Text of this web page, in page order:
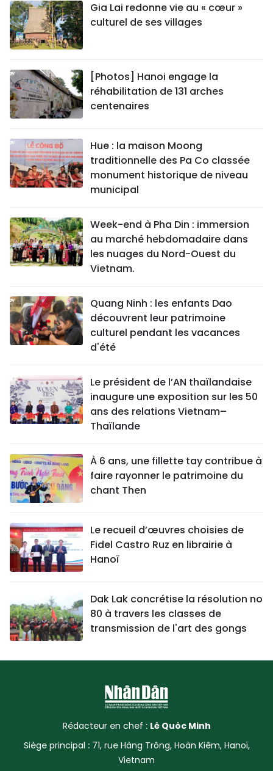
Gia Lai redonne vie au « cœur »
culturel de ses villages
[Photos] Hanoi engage la
réhabilitation de 131 arches
centenaires
Hue : la maison Moong
traditionnelle des Pa Co classée
monument historique de niveau
municipal
Week-end à Pha Din : immersion
au marché hebdomadaire dans
les nuages du Nord-Ouest du
Vietnam.
Quang Ninh : les enfants Dao
découvrent leur patrimoine
culturel pendant les vacances
d'été
Le président de l’AN thaïlandaise
inaugure une exposition sur les 50
ans des relations Vietnam–
Thaïlande
À 6 ans, une fillette tay contribue à
faire rayonner le patrimoine du
chant Then
Le recueil d’œuvres choisies de
Fidel Castro Ruz en librairie à
Hanoï
Dak Lak concrétise la résolution no
80 à travers les classes de
transmission de l'art des gongs
Rédacteur en chef : Lê Quôc Minh
Siège principal : 71, rue Hàng Trông, Hoàn Kiêm, Hanoï,
Vietnam